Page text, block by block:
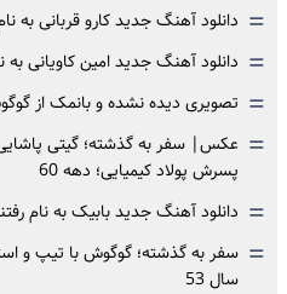
= دانلود آهنگ جدید کارو قربانی به
= دانلود آهنگ جدید امین کاویانی
= تصویری دیده نشده و بانمک از
= عکس| سفر به گذشته؛ گیتی پاشایی،
پسرش پولاد کیمیایی؛ دهه 60
= دانلود آهنگ جدید بابیک به نام
=
سال 53